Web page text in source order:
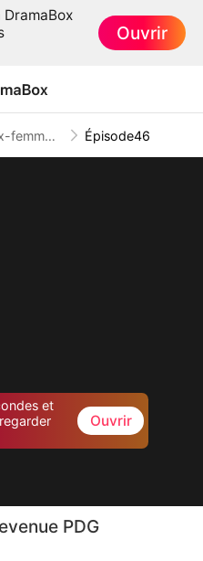
Ouvrir
L'ex-femme au foyer devenue PDG Épisode46
et
Ouvrir
PDG